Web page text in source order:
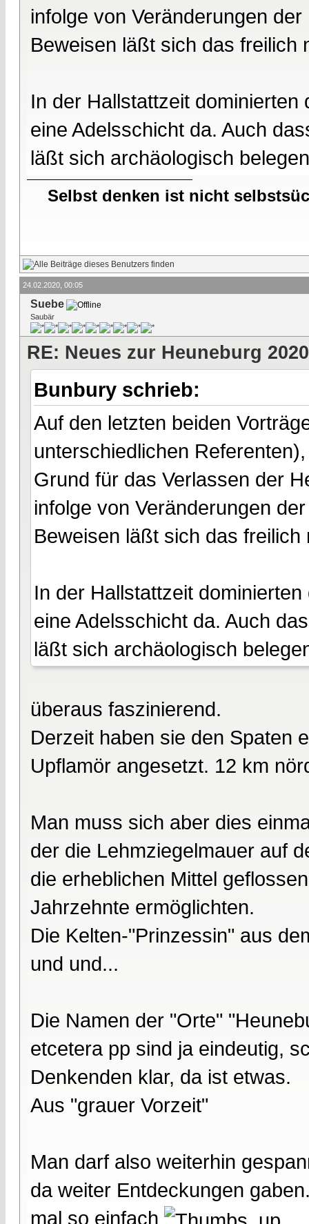
infolge von Veränderungen
Beweisen läßt sich das freilich
In der Hallstattzeit
eine Adelsschicht da. Auch
läßt sich archäologisch
Selbst denken ist nicht
24.02.2020, 00:05
Suebe
Saubär
RE: Neues zur Heuneburg 2020
Bunbury schrieb:
Auf den letzten beiden
unterschiedlichen
Grund für das Verlassen der
infolge von Veränderungen
Beweisen läßt sich das
In der Hallstattzeit
eine Adelsschicht da. Auch
läßt sich archäologisch
überaus faszinierend.
Derzeit haben sie den Spaten
Upflamör angesetzt. 12 km
Man muss sich aber dies
der die Lehmziegelmauer auf
die erheblichen Mittel
Jahrzehnte ermöglichten.
Die Kelten-"Prinzessin" aus
und und...
Die Namen der "Orte"
etcetera pp sind ja eindeutig,
Denkenden klar, da ist etwas.
Aus "grauer Vorzeit"
Man darf also weiterhin
da weiter Entdeckungen
mal so einfach